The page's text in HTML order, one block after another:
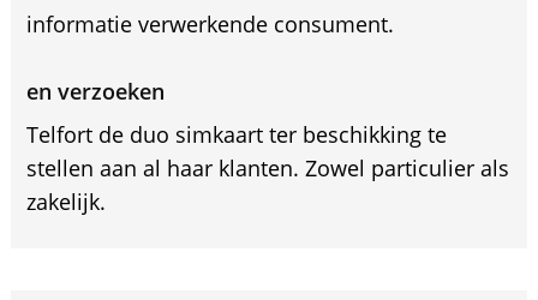
informatie verwerkende consument.
en verzoeken
Telfort de duo simkaart ter beschikking te
stellen aan al haar klanten. Zowel particulier als
zakelijk.